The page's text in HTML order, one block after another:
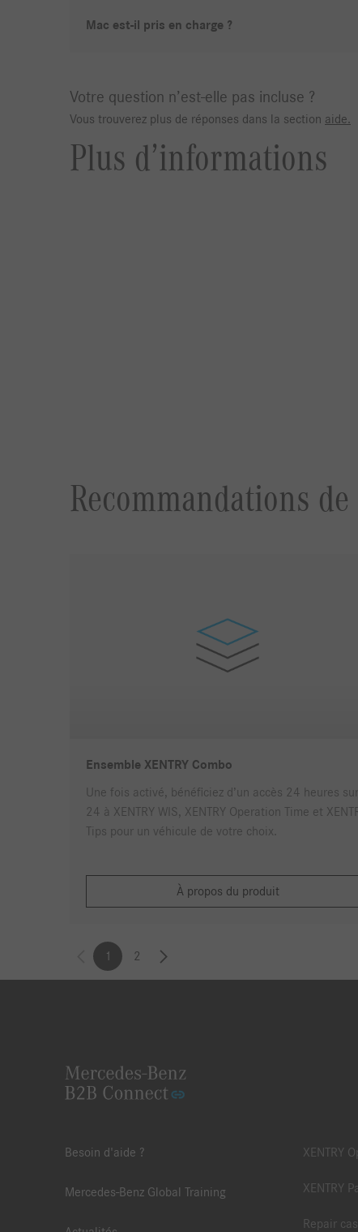
Mac est-il pris en charge ?
Votre question n’est-elle pas incluse ?
Vous trouverez plus de réponses dans la section aide.
Plus d’informations
Recommandations
Ensemble XENTRY Combo
Une fois activé, bénéficiez d’un accès 24 heures sur
24 à XENTRY WIS, XENTRY Operation Time et
Tips pour un véhicule de votre choix.
À propos du produit
1 2
Besoin d'aide ?
Mercedes-Benz Global Training
XENTRY
XENTRY
Repair